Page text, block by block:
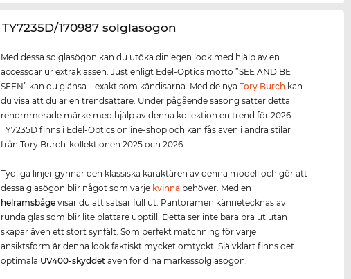
‌TY7235D/170987 solglasögon
Med dessa solglasögon kan du utöka din egen look med hjälp av en
accessoar ur extraklassen. Just enligt Edel-Optics motto ”SEE AND BE
SEEN” kan du glänsa – exakt som kändisarna. Med de nyaTory Burch kan
du visa att du är en trendsättare. Under pågående säsong sätter detta
renommerade märke med hjälp av denna kollektion en trend för 2026.
TY7235D finns i Edel-Optics online-shop och kan fås även i andra stilar
från Tory Burch-kollektionen 2025 och 2026.
Tydliga linjer gynnar den klassiska karaktären av denna modell och gör att
dessa glasögon blir något som varje kvinna behöver. Med en
helramsbågevisar du att satsar full ut. Pantoramen kännetecknas av
runda glas som blir lite plattare upptill. Detta ser inte bara bra ut utan
skapar även ett stort synfält. Som perfekt matchning för varje
ansiktsform är denna look faktiskt mycket omtyckt. Självklart finns det
optimala UV400-skyddet även för dina märkessolglasögon.